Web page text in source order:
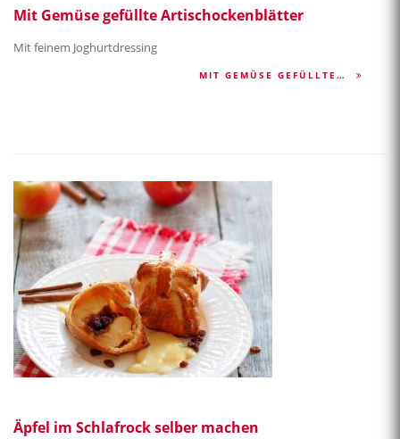
Mit Gemüse gefüllte Artischockenblätter
Mit feinem Joghurtdressing
MIT GEMÜSE GEFÜLLTE…
Äpfel im Schlafrock selber machen